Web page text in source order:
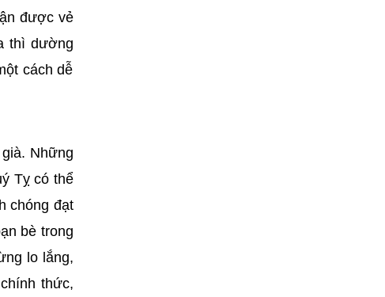
được vẻ
thì dường
cách dễ
Những
Tỵ có thể
chóng đạt
bè trong
lo lắng,
thức,